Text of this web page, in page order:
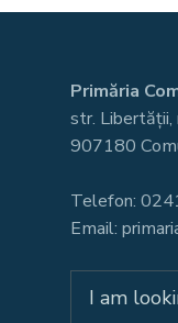
Primăria
str. Libertății,
907180
Telefon:
Email:
for: